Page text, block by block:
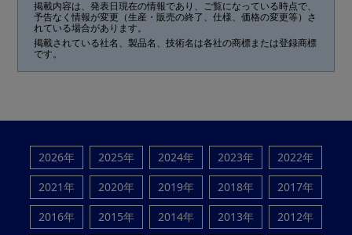
掲載内容は、発表日現在の情報であり、ご覧になっている時点で、
予告なく情報が変更（生産・販売の終了、仕様、価格の変更等）さ
れている場合があります。
掲載されている社名、製品名、技術名は各社の商標または登録商標
です。
2026年 2025年 2024年 2023年
2022年
2021年
2020年 2019年 2018年
2017年
2016年
2015年 2014年 2013年
2012年